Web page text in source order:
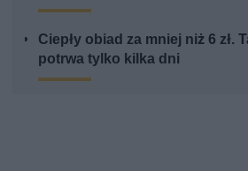
Ciepły obiad za mniej niż 6 zł.
potrwa tylko kilka dni